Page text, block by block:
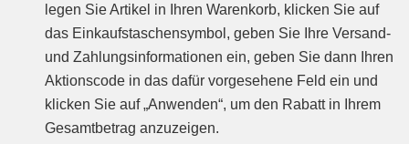
legen Sie Artikel in Ihren Warenkorb, klicken Sie auf
das Einkaufstaschensymbol, geben Sie Ihre Versand-
und Zahlungsinformationen ein, geben Sie dann Ihren
Aktionscode in das dafür vorgesehene Feld ein und
klicken Sie auf „Anwenden“, um den Rabatt in Ihrem
Gesamtbetrag anzuzeigen.